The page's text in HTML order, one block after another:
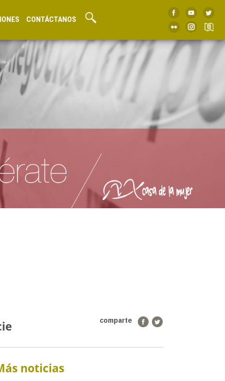
CONTÁCTANOS
comparte
noticias